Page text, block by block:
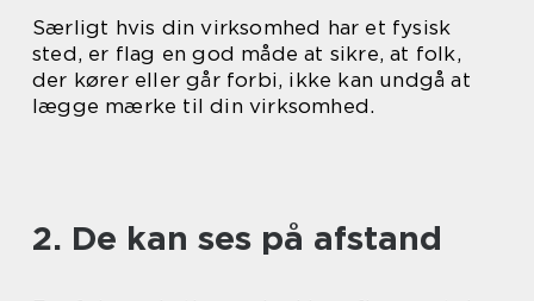
Særligt hvis din virksomhed har et fysisk
sted, er flag en god måde at sikre, at folk,
der kører eller går forbi, ikke kan undgå at
lægge mærke til din virksomhed.
2. De kan ses på afstand